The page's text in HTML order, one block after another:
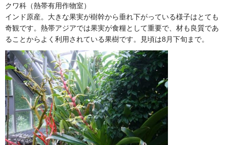
クワ科（熱帯有用作物室）
インド原産。大きな果実が樹幹から垂れ下がっている様子はとても
奇観です。熱帯アジアでは果実が食糧として重要で、材も良質であ
ることからよく利用されている果樹です。見頃は8月下旬まで。